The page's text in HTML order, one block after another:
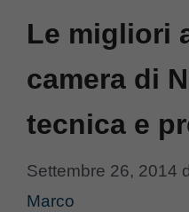
Le migliori
camera di
tecnica e
Settembre 26, 2014
Marco